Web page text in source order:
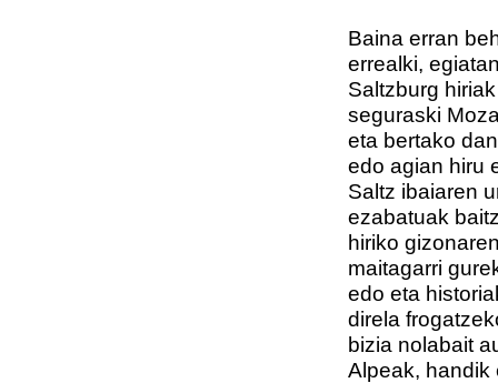
Baina erran
errealki,
Saltzburg
seguraski
eta bertako
edo agian hiru
Saltz ibaiaren
ezabatuak
hiriko
maitagarri
edo eta
direla
bizia nolabait
Alpeak, handik